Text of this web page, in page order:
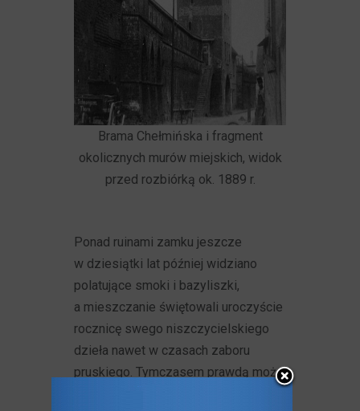
Brama Chełmińska i fragment
okolicznych murów miejskich, widok
przed rozbiórką ok. 1889 r.
Ponad ruinami zamku jeszcze
w dziesiątki lat później widziano
polatujące smoki i bazyliszki,
a mieszczanie świętowali uroczyście
rocznicę swego niszczycielskiego
dzieła nawet w czasach zaboru
pruskiego. Tymczasem prawdą może